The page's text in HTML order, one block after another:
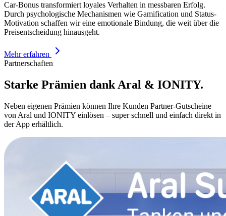
Car-Bonus transformiert loyales Verhalten in messbaren Erfolg.
Durch psychologische Mechanismen wie Gamification und Status-
Motivation schaffen wir eine emotionale Bindung, die weit über die
Preisentscheidung hinausgeht.
Mehr erfahren
Partnerschaften
Starke Prämien dank Aral & IONITY.
Neben eigenen Prämien können Ihre Kunden Partner-Gutscheine
von Aral und IONITY einlösen – super schnell und einfach direkt in
der App erhältlich.